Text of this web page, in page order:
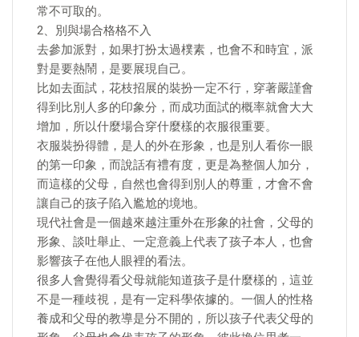
常不可取的。
2、別與場合格格不入
去參加派對，如果打扮太過樸素，也會不和時宜，派
對是要熱鬧，是要展現自己。
比如去面試，花枝招展的裝扮一定不行，穿著嚴謹會
得到比別人多的印象分，而成功面試的概率就會大大
增加，所以什麼場合穿什麼樣的衣服很重要。
衣服裝扮得體，是人的外在形象，也是別人看你一眼
的第一印象，而說話有禮有度，更是為整個人加分，
而這樣的父母，自然也會得到別人的尊重，才會不會
讓自己的孩子陷入尷尬的境地。
現代社會是一個越來越注重外在形象的社會，父母的
形象、談吐舉止、一定意義上代表了孩子本人，也會
影響孩子在他人眼裡的看法。
很多人會覺得看父母就能知道孩子是什麼樣的，這並
不是一種歧視，是有一定科學依據的。一個人的性格
養成和父母的教導是分不開的，所以孩子代表父母的